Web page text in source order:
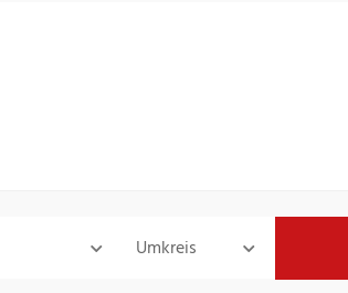
Umkreis